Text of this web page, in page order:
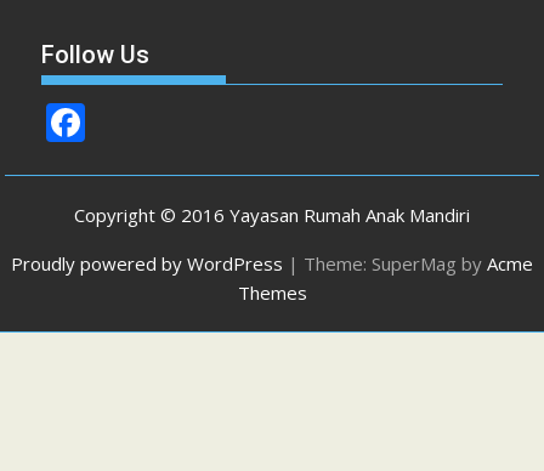
Follow Us
ac
e
b
o
Copyright © 2016 Yayasan Rumah Anak Mandiri
Proudly powered by WordPress | Theme: SuperMag by Acme
Themes